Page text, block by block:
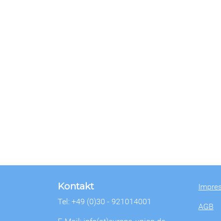
Kontakt
Tel: +49 (0)30 - 921014001
AGB